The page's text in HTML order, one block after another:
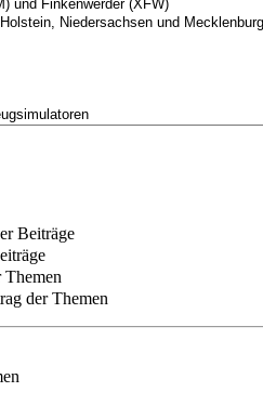
Beiträge
der Themen